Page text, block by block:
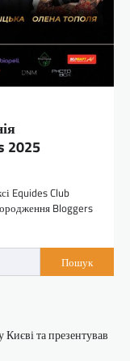
2025
Equides Club
Bloggers
Пошук
та презентував